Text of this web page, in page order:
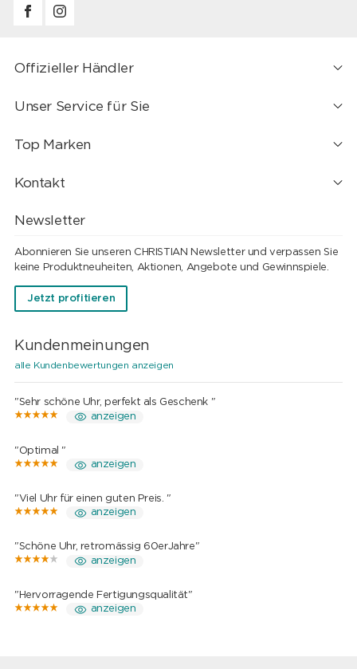
Offizieller Händler
Unser Service für Sie
Top Marken
Kontakt
Newsletter
Abonnieren Sie unseren CHRISTIAN Newsletter und verpassen Sie
keine Produktneuheiten, Aktionen, Angebote und Gewinnspiele.
Jetzt profitieren
Kundenmeinungen
alle Kundenbewertungen anzeigen
"Sehr schöne Uhr, perfekt als Geschenk "
anzeigen
"Optimal "
anzeigen
"Viel Uhr für einen guten Preis. "
anzeigen
"Schöne Uhr, retromässig 60erJahre"
anzeigen
"Hervorragende Fertigungsqualität"
anzeigen